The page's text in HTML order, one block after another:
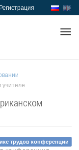
Регистрация
трудов конференции